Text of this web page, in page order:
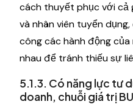
cách thuyết phục với cả
và nhân viên tuyển
công các hành động
nhau để tránh thiếu sự
5.1.3. Có năng lực tư
doanh, chuỗi giá trị BU